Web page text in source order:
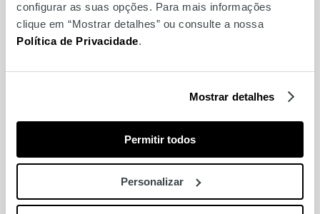
configurar as suas opções. Para mais informações
clique em “Mostrar detalhes” ou consulte a nossa
Política de Privacidade.
Mostrar detalhes
Permitir todos
Personalizar